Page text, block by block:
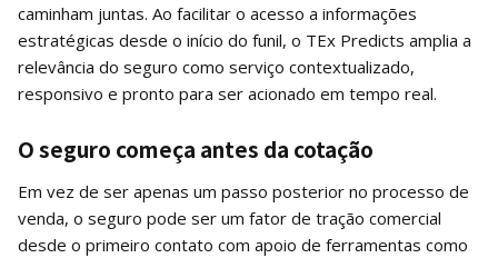
caminham juntas. Ao facilitar o acesso a informações
estratégicas desde o início do funil, o TEx Predicts amplia a
relevância do seguro como serviço contextualizado,
responsivo e pronto para ser acionado em tempo real.
O seguro começa antes da cotação
Em vez de ser apenas um passo posterior no processo de
venda, o seguro pode ser um fator de tração comercial
desde o primeiro contato com apoio de ferramentas como